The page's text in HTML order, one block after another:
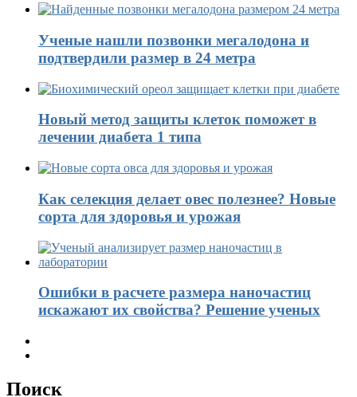
Ученые нашли позвонки мегалодона и
подтвердили размер в 24 метра
Новый метод защиты клеток поможет в
лечении диабета 1 типа
Как селекция делает овес полезнее? Новые
сорта для здоровья и урожая
Ошибки в расчете размера наночастиц
искажают их свойства? Решение ученых
Поиск